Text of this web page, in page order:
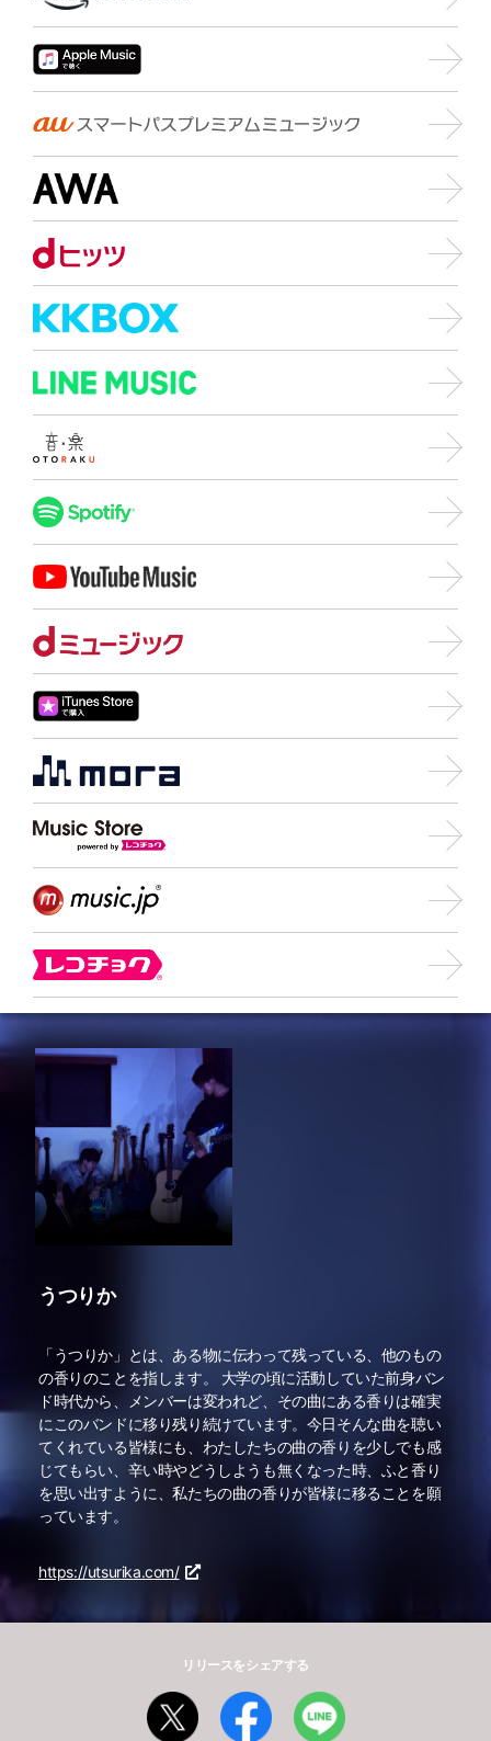
うつりか
「うつりか」とは、ある物に伝わって残っている、他のもの
の香りのことを指します。 大学の頃に活動していた前身バン
ド時代から、メンバーは変われど、その曲にある香りは確実
にこのバンドに移り残り続けています。今日そんな曲を聴い
てくれている皆様にも、わたしたちの曲の香りを少しでも感
じてもらい、辛い時やどうしようも無くなった時、ふと香り
を思い出すように、私たちの曲の香りが皆様に移ることを願
っています。
https://utsurika.com/
リリースをシェアする